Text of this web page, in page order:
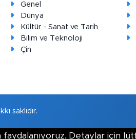
Genel
Dünya
Kültür - Sanat ve Tarih
Bilim ve Teknoloji
Çin
saklıdır.
Detaylar için